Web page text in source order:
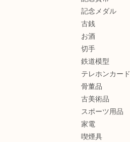
記念メダル
古銭
お酒
切手
鉄道模型
テレホンカード
骨董品
古美術品
スポーツ用品
家電
喫煙具